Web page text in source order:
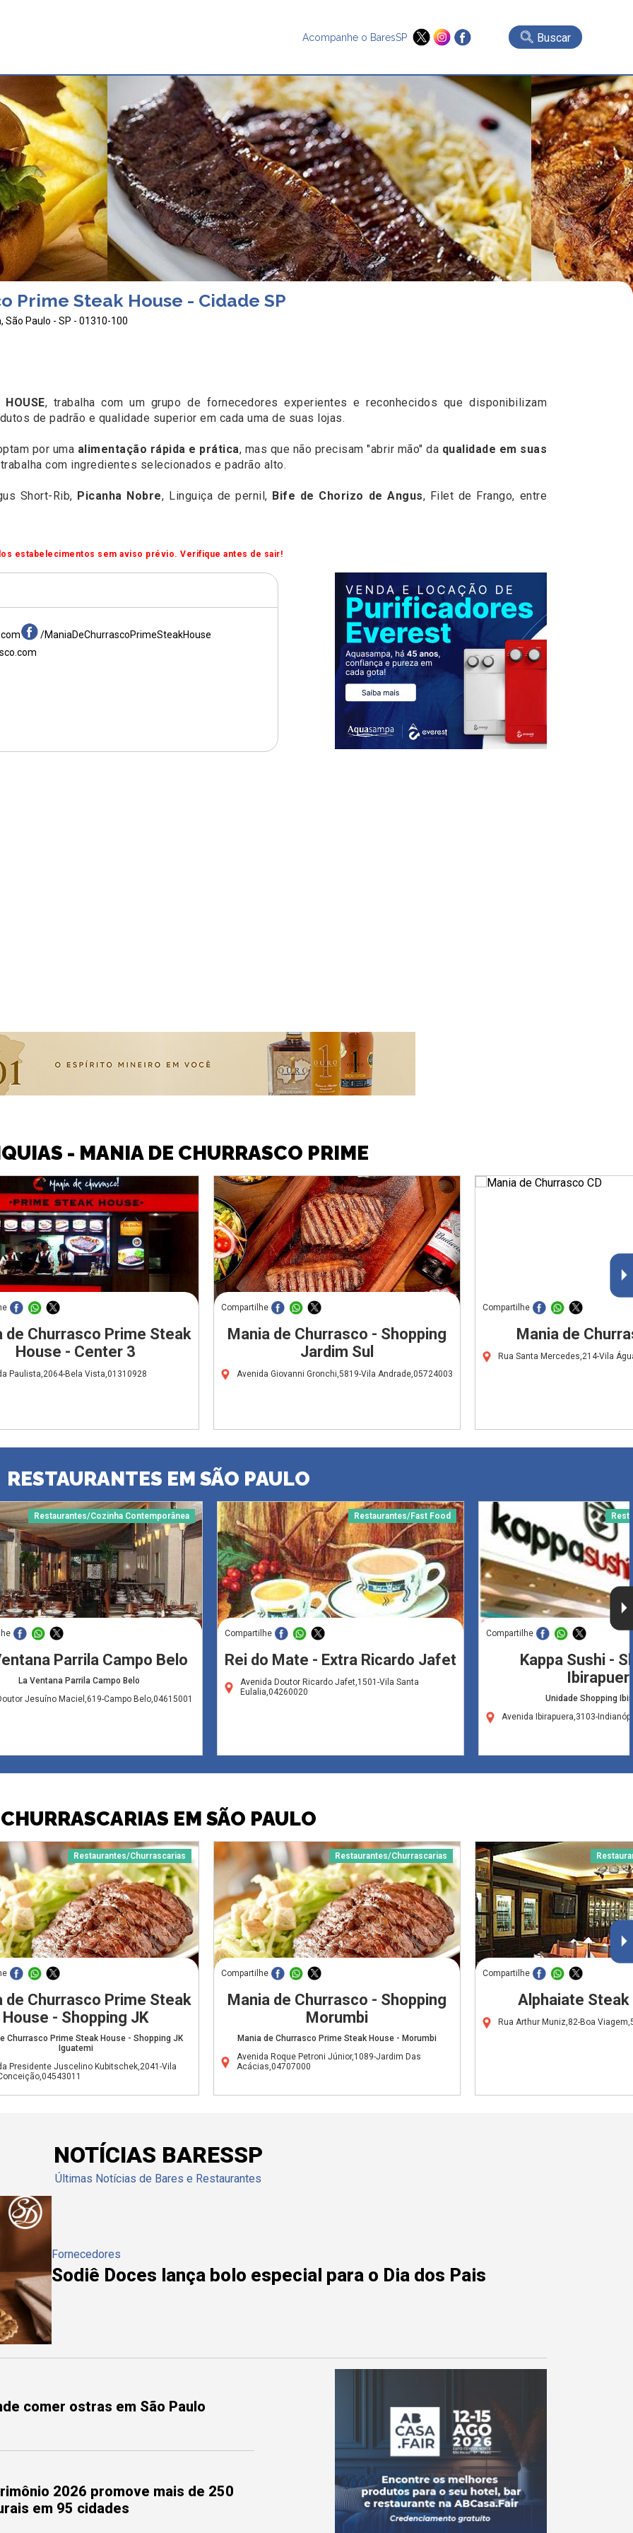
Acompanhe o BaresSP Buscar
Prime Steak House - Cidade SP
Paulo - SP - 01310-100
, trabalha com um grupo de fornecedores experientes e reconhecidos que disponibilizam
de padrão e qualidade superior em cada uma de suas lojas.
por uma alimentação rápida e prática, mas que não precisam "abrir mão" da qualidade em suas
com ingredientes selecionados e padrão alto.
Short-Rib, Picanha Nobre, Linguiça de pernil, Bife de Chorizo de Angus, Filet de Frango, entre
estabelecimentos sem aviso prévio. Verifique antes de sair!
/ManiaDeChurrascoPrimeSteakHouse
- MANIA DE CHURRASCO PRIME
de Churrasco Prime Steak
House - Center 3
Paulista,2064-Bela Vista,01310928
Compartilhe
Mania de Churrasco - Shopping
Jardim Sul
Avenida Giovanni Gronchi,5819-Vila Andrade,05724003
Compartilhe
Mania de
Rua Santa Mercedes,214-Vila
RESTAURANTES EM SÃO PAULO
Restaurantes/Cozinha Contemporânea
Parrila Campo Belo
La Ventana Parrila Campo Belo
Jesuíno Maciel,619-Campo Belo,04615001
Restaurantes/Fast Food
Compartilhe
Rei do Mate - Extra Ricardo Jafet
Avenida Doutor Ricardo Jafet,1501-Vila Santa
Eulalia,04260020
Compartilhe
Kappa Sushi -
Unidade Shopping
Avenida Ibirapuera,3103-
CHURRASCARIAS EM SÃO PAULO
Restaurantes/Churrascarias
de Churrasco Prime Steak
House - Shopping JK
Churrasco Prime Steak House - Shopping JK
Iguatemi
Presidente Juscelino Kubitschek,2041-Vila
Restaurantes/Churrascarias
Compartilhe
Mania de Churrasco - Shopping
Morumbi
Mania de Churrasco Prime Steak House - Morumbi
Avenida Roque Petroni Júnior,1089-Jardim Das
Acácias,04707000
Compartilhe
Alphaiate Steak
Rua Arthur Muniz,82-Boa
NOTÍCIAS BARESSP
Últimas Notícias de Bares e Restaurantes
Fornecedores
Sodiê Doces lança bolo especial para o Dia dos Pais
comer ostras em São Paulo
2026 promove mais de 250
em 95 cidades